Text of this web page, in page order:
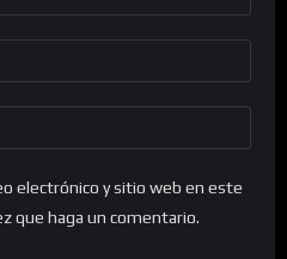
electrónico y sitio web en este
que haga un comentario.